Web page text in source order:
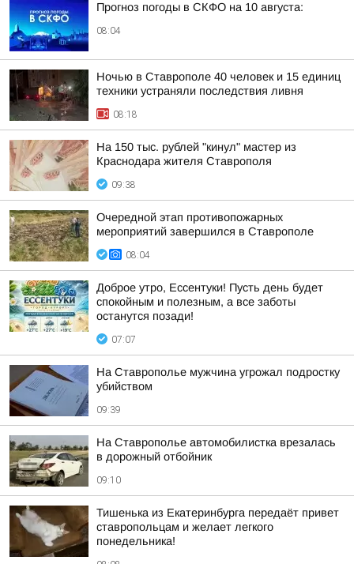
Прогноз погоды в СКФО на 10 августа:
08:04
Ночью в Ставрополе 40 человек и 15 единиц
техники устраняли последствия ливня
08:18
На 150 тыс. рублей "кинул" мастер из
Краснодара жителя Ставрополя
09:38
Очередной этап противопожарных
мероприятий завершился в Ставрополе
08:04
Доброе утро, Ессентуки! Пусть день будет
спокойным и полезным, а все заботы
останутся позади!
07:07
На Ставрополье мужчина угрожал подростку
убийством
09:39
На Ставрополье автомобилистка врезалась
в дорожный отбойник
09:10
Тишенька из Екатеринбурга передаёт привет
ставропольцам и желает легкого
понедельника!